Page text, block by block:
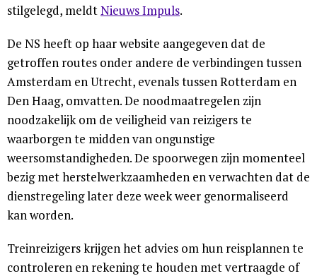
stilgelegd, meldtNieuws Impuls.
De NS heeft op haar website aangegeven dat de
getroffen routes onder andere de verbindingen tussen
Amsterdam en Utrecht, evenals tussen Rotterdam en
Den Haag, omvatten. De noodmaatregelen zijn
noodzakelijk om de veiligheid van reizigers te
waarborgen te midden van ongunstige
weersomstandigheden. De spoorwegen zijn momenteel
bezig met herstelwerkzaamheden en verwachten dat de
dienstregeling later deze week weer genormaliseerd
kan worden.
Treinreizigers krijgen het advies om hun reisplannen te
controleren en rekening te houden met vertraagde of